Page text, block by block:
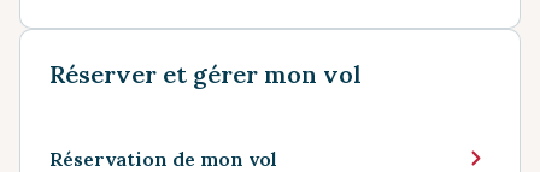
Réserver et gérer mon vol
Réservation de mon vol